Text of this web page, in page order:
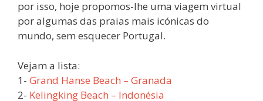
por isso, hoje propomos-lhe uma viagem virtual
por algumas das praias mais icónicas do
mundo, sem esquecer Portugal.
Vejam a lista:
1- Grand Hanse Beach – Granada
2- Kelingking Beach – Indonésia